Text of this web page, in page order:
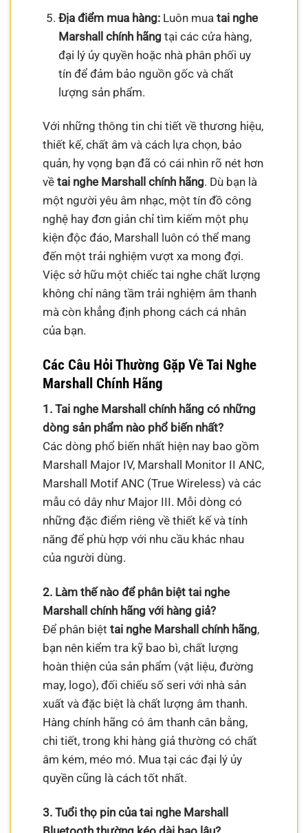
Địa điểm mua hàng:Luôn mua tai nghe
Marshall chính hãng tại các cửa hàng,
đại lý ủy quyền hoặc nhà phân phối uy
tín để đảm bảo nguồn gốc và chất
lượng sản phẩm.
Với những thông tin chi tiết về thương hiệu,
thiết kế, chất âm và cách lựa chọn, bảo
quản, hy vọng bạn đã có cái nhìn rõ nét hơn
vềtai nghe Marshall chính hãng. Dù bạn là
một người yêu âm nhạc, một tín đồ công
nghệ hay đơn giản chỉ tìm kiếm một phụ
kiện độc đáo, Marshall luôn có thể mang
đến một trải nghiệm vượt xa mong đợi.
Việc sở hữu một chiếc tai nghe chất lượng
không chỉ nâng tầm trải nghiệm âm thanh
mà còn khẳng định phong cách cá nhân
của bạn.
Các Câu Hỏi Thường Gặp Về Tai Nghe
Marshall Chính Hãng
1. Tai nghe Marshall chính hãng có những
dòng sản phẩm nào phổ biến nhất?
Các dòng phổ biến nhất hiện nay bao gồm
Marshall Major IV, Marshall Monitor II ANC,
Marshall Motif ANC (True Wireless) và các
mẫu có dây như Major III. Mỗi dòng có
những đặc điểm riêng về thiết kế và tính
năng để phù hợp với nhu cầu khác nhau
của người dùng.
2. Làm thế nào để phân biệt tai nghe
Marshall chính hãng với hàng giả?
Để phân biệttai nghe Marshall chính hãng,
bạn nên kiểm tra kỹ bao bì, chất lượng
hoàn thiện của sản phẩm (vật liệu, đường
may, logo), đối chiếu số seri với nhà sản
xuất và đặc biệt là chất lượng âm thanh.
Hàng chính hãng có âm thanh cân bằng,
chi tiết, trong khi hàng giả thường có chất
âm kém, méo mó. Mua tại các đại lý ủy
quyền cũng là cách tốt nhất.
3. Tuổi thọ pin của tai nghe Marshall